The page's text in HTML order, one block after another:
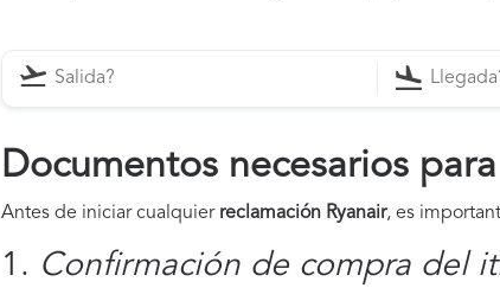
Documentos necesarios
Antes de iniciar cualquier reclamación Ryanair, es
1. Confirmación de compra del